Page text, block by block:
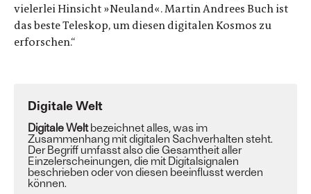
vielerlei Hinsicht »Neuland«. Martin Andrees Buch ist
das beste Teleskop, um diesen digitalen Kosmos zu
erforschen.“
Digitale Welt
Digitale Weltbezeichnet alles, was im
Zusammenhang mit digitalen Sachverhalten steht.
Der Begriff umfasst also die Gesamtheit aller
Einzelerscheinungen, die mit Digitalsignalen
beschrieben oder von diesen beeinflusst werden
können.